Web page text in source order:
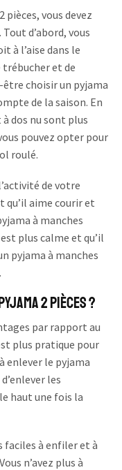
pièces, vous devez
d’abord, vous
à l’aise dans le
trébucher et de
être choisir un pyjama
de la saison. En
dos nu sont plus
pouvez opter pour
roulé.
de votre
aime courir et
à manches
plus calme et qu’il
pyjama à manches
2 pièces ?
par rapport au
plus pratique pour
enlever le pyjama
les
haut une fois la
faciles à enfiler et à
n’avez plus à